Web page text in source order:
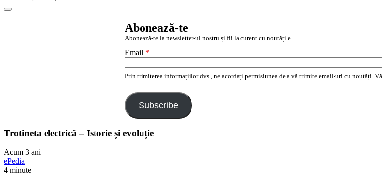
după:
Search
Abonează-te
Abonează-te la newsletter-ul nostru și fii la curent cu noutățile
Email *
Prin trimiterea informațiilor dvs., ne acordați permisiunea de a vă trimite email-uri cu noutăți.
Subscribe
Trotineta electrică – Istorie și evoluție
Acum 3 ani
ePedia
4 minute